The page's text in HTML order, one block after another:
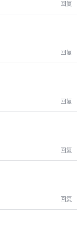
回复
回复
回复
回复
回复